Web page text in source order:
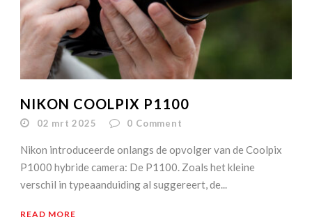
NIKON COOLPIX P1100
02 mrt 2025 0 Comment
Nikon introduceerde onlangs de opvolger van de Coolpix
P1000 hybride camera: De P1100. Zoals het kleine
verschil in typeaanduiding al suggereert, de...
READ MORE